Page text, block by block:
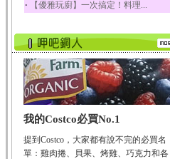
迷迭香
酸、迷迭香酸、植物...
咖啡
咖啡中的咖啡因會刺激
中樞神經系統，特別...
椰子
椰子含有糖類、脂肪、
荔枝
‧ 【優雅玩廚】一次搞定！料理...
我的Costco必買No.1
提到Costco，大家都有說不完的必買名
單：雞肉捲、貝果、烤雞、巧克力和各